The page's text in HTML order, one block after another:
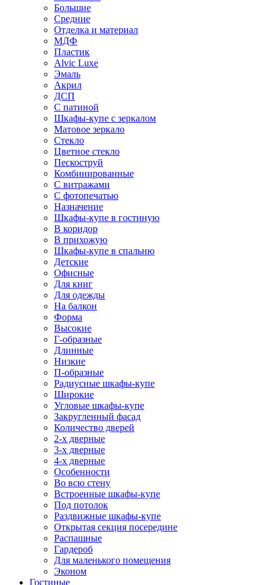
Большие
Средние
Отделка и материал
МДФ
Пластик
Alvic Luxe
Эмаль
Акрил
ДСП
С патиной
Шкафы-купе с зеркалом
Матовое зеркало
Стекло
Цветное стекло
Пескоструй
Комбинированные
С витражами
С фотопечатью
Назначение
Шкафы-купе в гостиную
В коридор
В прихожую
Шкафы-купе в спальню
Детские
Офисные
Для книг
Для одежды
На балкон
Форма
Высокие
Г-образные
Длинные
Низкие
П-образные
Радиусные шкафы-купе
Широкие
Угловые шкафы-купе
Закругленный фасад
Количество дверей
2-х дверные
3-х дверные
4-х дверные
Особенности
Во всю стену
Встроенные шкафы-купе
Под потолок
Раздвижные шкафы-купе
Открытая секция посередине
Распашные
Гардероб
Для маленького помещения
Эконом
Гостиные